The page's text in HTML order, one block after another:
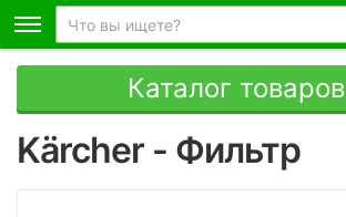
Каталог товаров
Kärcher - Фильтр